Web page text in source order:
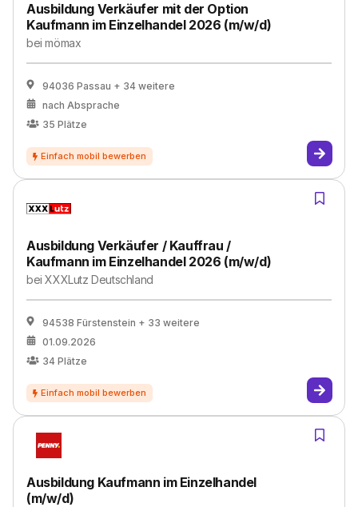
Ausbildung Verkäufer mit der Option
Kaufmann im Einzelhandel 2026 (m/w/d)
beimömax
94036 Passau + 34 weitere
nach Absprache
35 Plätze
Ausbildung Verkäufer / Kauffrau /
Kaufmann im Einzelhandel 2026 (m/w/d)
beiXXXLutz Deutschland
94538 Fürstenstein + 33 weitere
01.09.2026
34 Plätze
Ausbildung Kaufmann im Einzelhandel
(m/w/d)